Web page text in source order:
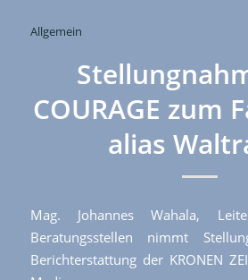
Allgemein
COURAGE zum
alias
Mag. Johannes Wahala,
Beratungsstellen nimmt
Berichterstattung der KRONEN